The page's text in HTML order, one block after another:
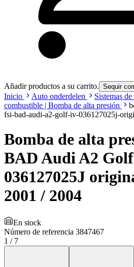
Añadir productos a su carrito. Sequir
Inicio Auto onderdelen Sistemas
combustible | Bomba de alta presión
fsi-bad-audi-a2-golf-iv-036127025j-
Bomba de alta
BAD Audi A2
036127025J
2001 / 2004
En stock
Número de referencia 3847467
1 / 7